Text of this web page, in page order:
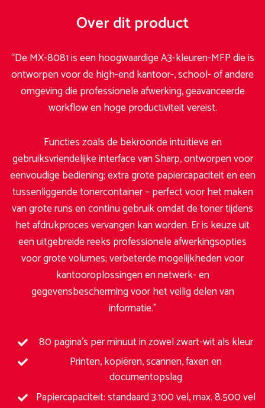
Over dit product
“De MX-8081 is een hoogwaardige A3-kleuren-MFP die is
ontworpen voor de high-end kantoor-, school- of andere
omgeving die professionele afwerking, geavanceerde
workflow en hoge productiviteit vereist.
Functies zoals de bekroonde intuïtieve en
gebruiksvriendelijke interface van Sharp, ontworpen voor
eenvoudige bediening; extra grote papiercapaciteit en een
tussenliggende tonercontainer – perfect voor het maken
van grote runs en continu gebruik omdat de toner tijdens
het afdrukproces vervangen kan worden. Er is keuze uit
een uitgebreide reeks professionele afwerkingsopties
voor grote volumes; verbeterde mogelijkheden voor
kantooroplossingen en netwerk- en
gegevensbescherming voor het veilig delen van
informatie.”
80 pagina’s per minuut in zowel zwart-wit als kleur
Printen, kopiëren, scannen, faxen en
documentopslag
Papiercapaciteit: standaard 3.100 vel, max. 8.500 vel